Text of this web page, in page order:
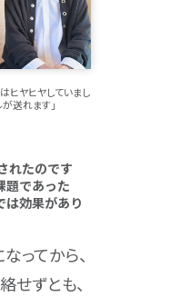
ヒヤヒヤしていまし
送れます」
れたのです
題であった
は効果があり
ってから、
せずとも、